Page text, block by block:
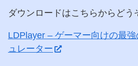
ダウンロードはこちらからどう
LDPlayer – ゲーマー向けの最強
ュレーター